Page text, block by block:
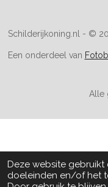
Deze website
doeleinden en/of het
Schilderijkoning.nl - ©
Een onderdeel van
Alle